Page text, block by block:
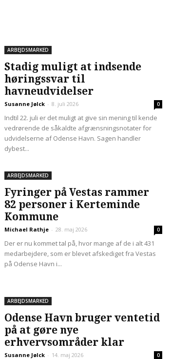
ARBEJDSMARKED
Stadig muligt at indsende
høringssvar til
havneudvidelser
Susanne Jølck - 8. juli 2026 0
Indtil 22. juli er det muligt at give sin mening til kende
vedrørende de såkaldte afgrænsningsnotater for
udvidelserne af Odense Havn. Sagen handler
dybest...
ARBEJDSMARKED
Fyringer på Vestas rammer
82 personer i Kerteminde
Kommune
Michael Rathje - 28. maj 2026 0
Der er nu kommet tal på, hvor mange af de i alt 431
medarbejdere, som er blevet afskediget fra Vestas
på Odense Havn i...
ARBEJDSMARKED
Odense Havn bruger ventetid
på at gøre nye
erhvervsområder klar
Susanne Jølck - 14. maj 2026 0